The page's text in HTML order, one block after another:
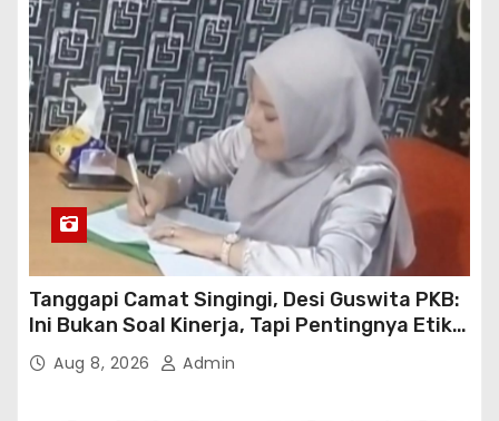
Tanggapi Camat Singingi, Desi Guswita PKB:
Ini Bukan Soal Kinerja, Tapi Pentingnya Etika
Koordinasi Kooperatif!
Aug 8, 2026 Admin